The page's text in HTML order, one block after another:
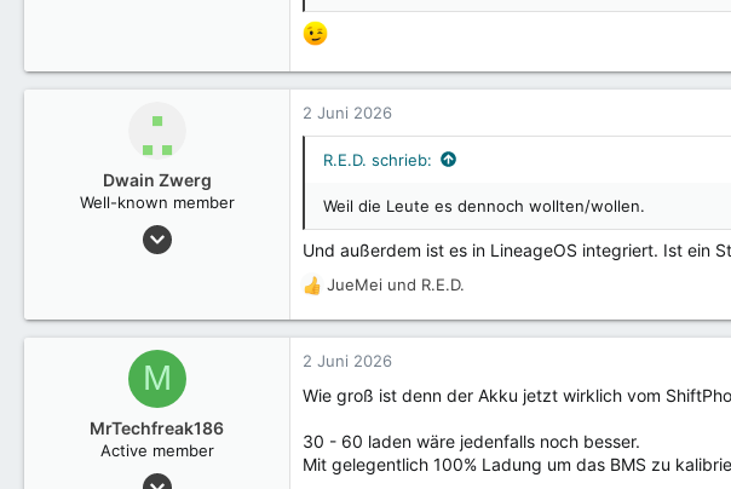
Dwain Zwerg
Well-known member
2 Juni 2026
R.E.D. schrieb:
Weil die Leute es dennoch wollten/wollen.
Und außerdem ist es in LineageOS integriert. Ist ein
R
a
k
i
n
e
JueMei und R.E.D.
M
MrTechfreak186
Active member
29 Januar 2019
2 Juni 2026
Wie groß ist denn der Akku jetzt wirklich vom
30 - 60 laden wäre jedenfalls noch besser.
Mit gelegentlich 100% Ladung um das BMS zu